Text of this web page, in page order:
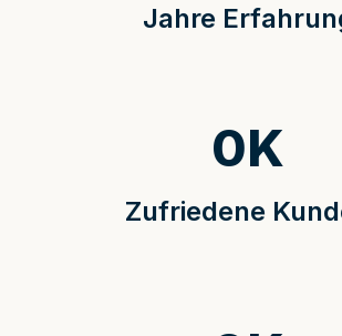
Jahre
Zufriedene
0K